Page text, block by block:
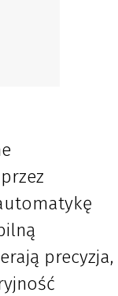
precyzja,